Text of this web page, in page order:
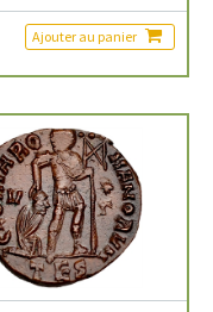
Ajouter au panier